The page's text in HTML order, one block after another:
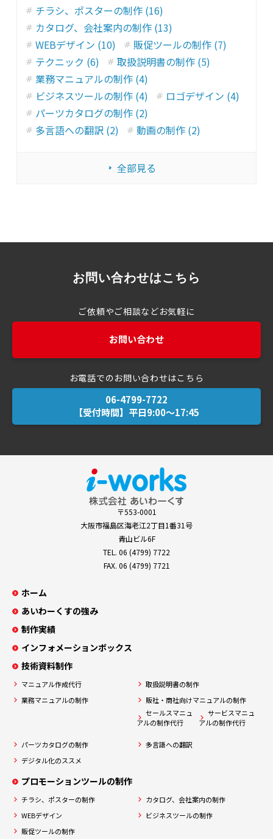
チラシ、ポスターの制作 (16)
カタログ、会社案内の制作 (13)
WEBデザイン (10)
販促ツールの制作 (7)
テクニック (6)
取扱説明書の制作 (5)
業務マニュアルの制作 (4)
ビジネスツールの制作 (4)
ロゴデザイン (4)
パーツカタログの制作 (2)
多言語への翻訳 (2)
動画の制作 (2)
全部見る
お問い合わせはこちら
ご依頼やご相談などお気軽に
お問い合わせ
お電話でのお問い合わせはこちら
【受付時間】平日9:00～17:45
〒553-0001
大阪市福島区海老江2丁目1番31号
青山ビル6F
TEL. 06 (4799) 7722
FAX. 06 (4799) 7721
ホーム
あいわーくすの強み
制作実績
インフォメーションボックス
技術資料制作
マニュアル作成代行
取扱説明書の制作
業務マニュアルの制作
販社・商社向けマニュアルの制作
セールスマニュ
アルの制作代行
サービスマニュ
アルの制作代行
パーツカタログの制作
多言語への翻訳
デジタル化のススメ
プロモーションツールの制作
チラシ、ポスターの制作
カタログ、会社案内の制作
WEBデザイン
ビジネスツールの制作
販促ツールの制作